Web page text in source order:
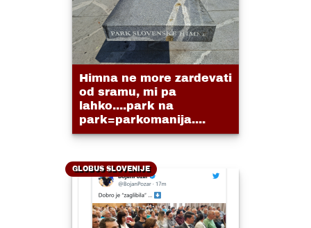
Himna ne more zardevati
od sramu, mi pa
lahko....park na
park=parkomanija....
GLOBUS SLOVENIJE